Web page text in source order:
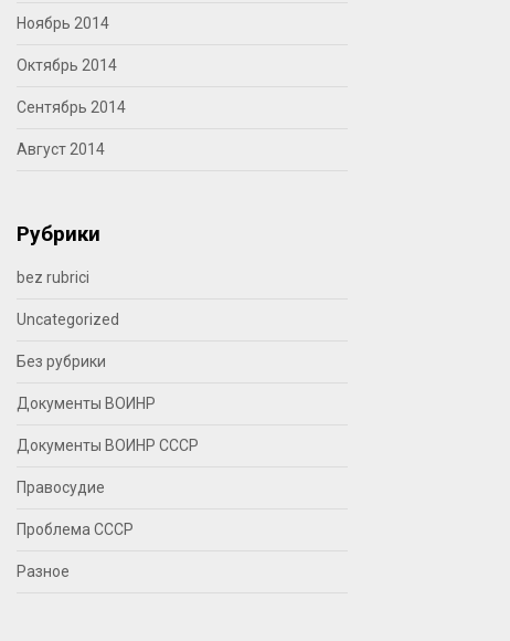
Ноябрь 2014
Октябрь 2014
Сентябрь 2014
Август 2014
Рубрики
bez rubrici
Uncategorized
Без рубрики
Документы ВОИНР
Документы ВОИНР СССР
Правосудие
Проблема СССР
Разное